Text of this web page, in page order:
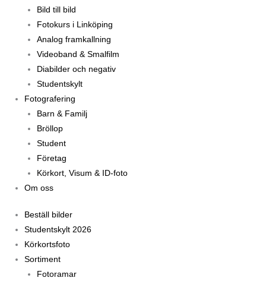
Bild till bild
Fotokurs i Linköping
Analog framkallning
Videoband & Smalfilm
Diabilder och negativ
Studentskylt
Fotografering
Barn & Familj
Bröllop
Student
Företag
Körkort, Visum & ID-foto
Om oss
Beställ bilder
Studentskylt 2026
Körkortsfoto
Sortiment
Fotoramar